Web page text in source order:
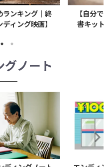
おすすめの遺言
めてでも安心
【今すぐ
にも「
グノート